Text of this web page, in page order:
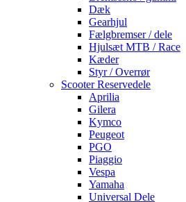
Dæk
Gearhjul
Fælgbremser / dele
Hjulsæt MTB / Race
Kæder
Styr / Overrør
Scooter Reservedele
Aprilia
Gilera
Kymco
Peugeot
PGO
Piaggio
Vespa
Yamaha
Universal Dele